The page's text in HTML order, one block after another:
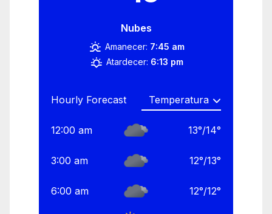
Nubes
Amanecer: 7:45 am
Atardecer: 6:13 pm
Hourly Forecast
12:00 am 13°/14°
3:00 am 12°/13°
6:00 am 12°/12°